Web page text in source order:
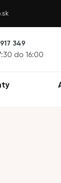
349
do 16:00